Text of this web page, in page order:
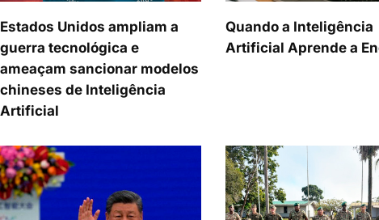
Estados Unidos ampliam a
guerra tecnológica e
ameaçam sancionar modelos
chineses de Inteligência
Artificial
Quando a Inteligência
Artificial Aprende a